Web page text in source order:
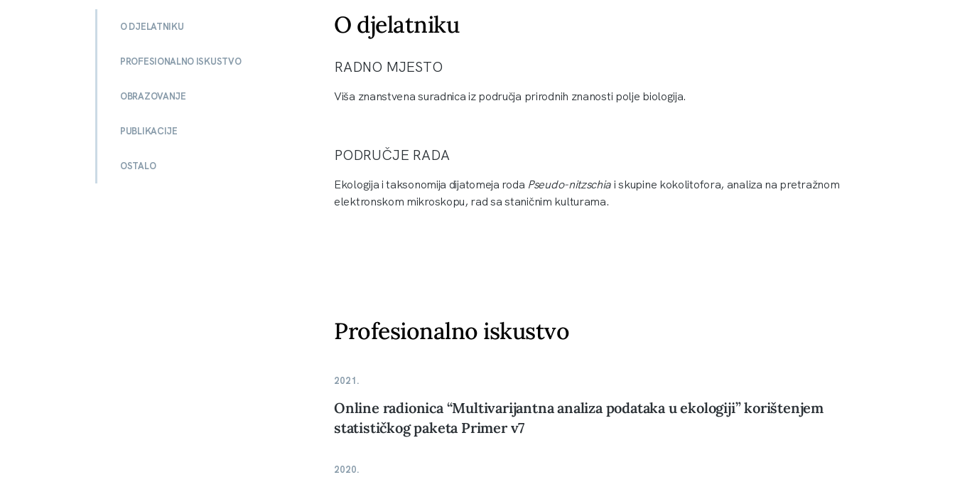
O DJELATNIKU
PROFESIONALNO ISKUSTVO
OBRAZOVANJE
PUBLIKACIJE
OSTALO
O djelatniku
RADNO MJESTO
Viša znanstvena suradnica iz područja prirodnih znanosti polje biologija.
PODRUČJE RADA
Ekologija i taksonomija dijatomeja roda Pseudo-nitzschiai skupine kokolitofora, analiza na pretražnom
elektronskom mikroskopu, rad sa staničnim kulturama.
Profesionalno iskustvo
2021.
Online radionica “Multivarijantna analiza podataka u ekologiji” korištenjem
statističkog paketa Primer v7
2020.